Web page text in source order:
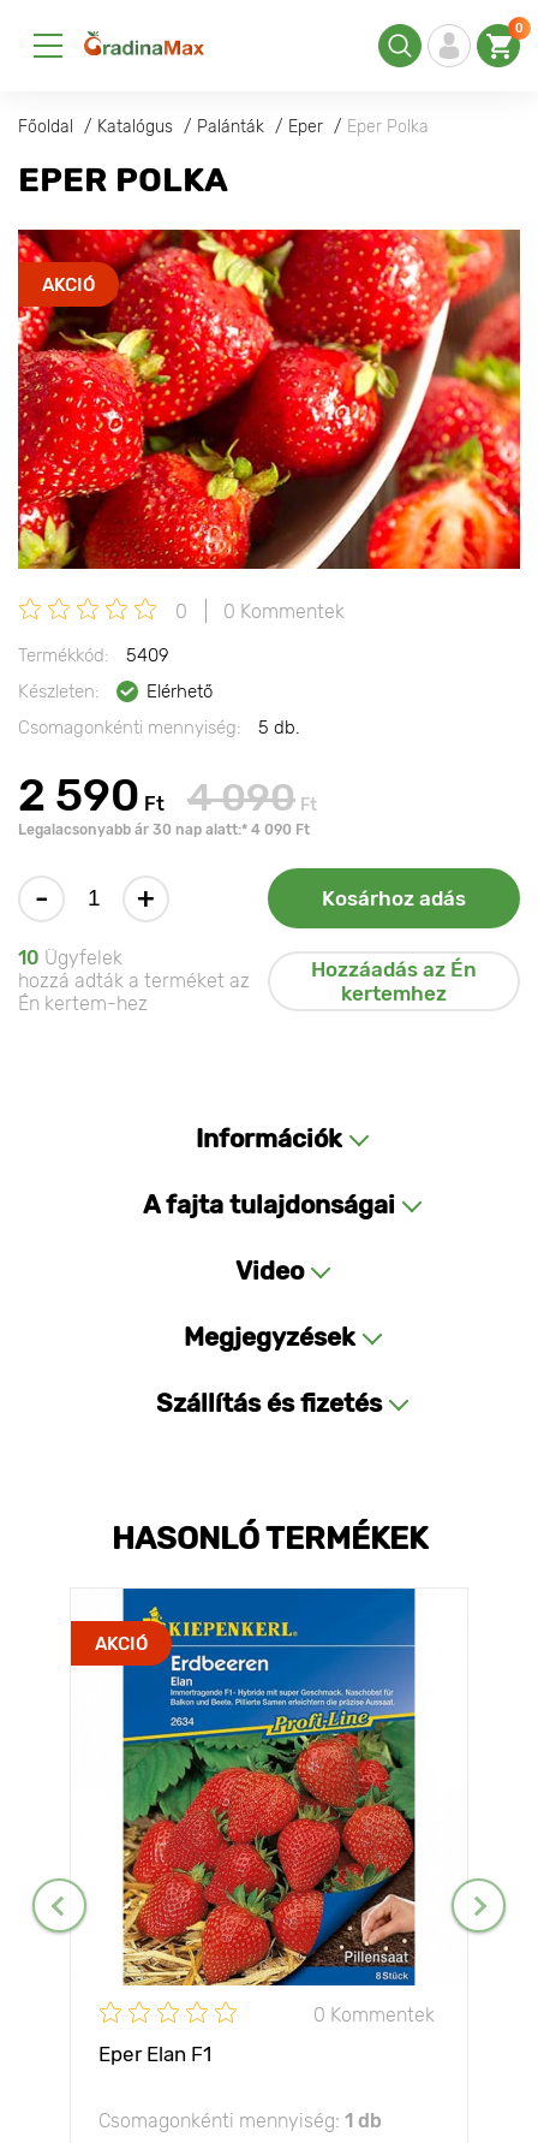
0
Főoldal Katalógus Palánták Eper Eper Polka
EPER POLKA
AKCIÓ
0 0 Kommentek
Termékkód:
5409
Készleten:
Elérhető
Csomagonkénti mennyiség:
5 db.
2 590 Ft 4 090 Ft
Legalacsonyabb ár 30 nap alatt:* 4 090 Ft
- + Kosárhoz adás
10 Ügyfelek
hozzá adták a terméket az
Én kertem-hez
Hozzáadás az Én
kertemhez
Információk
A fajta tulajdonságai
Video
Megjegyzések
Szállítás és fizetés
HASONLÓ TERMÉKEK
AKCIÓ
0 Kommentek
Eper Elan F1
Csomagonkénti mennyiség: 1 db